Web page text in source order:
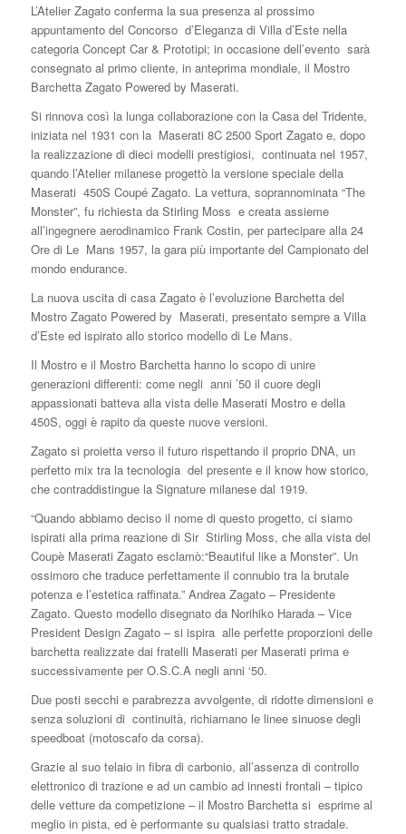
L’Atelier Zagato conferma la sua presenza al prossimo
appuntamento del Concorso d’Eleganza di Villa d’Este nella
categoria Concept Car & Prototipi; in occasione dell’evento sarà
consegnato al primo cliente, in anteprima mondiale, il Mostro
Barchetta Zagato Powered by Maserati.
Si rinnova così la lunga collaborazione con la Casa del Tridente,
iniziata nel 1931 con la Maserati 8C 2500 Sport Zagato e, dopo
la realizzazione di dieci modelli prestigiosi, continuata nel 1957,
quando l’Atelier milanese progettò la versione speciale della
Maserati 450S Coupé Zagato. La vettura, soprannominata “The
Monster”, fu richiesta da Stirling Moss e creata assieme
all’ingegnere aerodinamico Frank Costin, per partecipare alla 24
Ore di Le Mans 1957, la gara più importante del Campionato del
mondo endurance.
La nuova uscita di casa Zagato è l’evoluzione Barchetta del
Mostro Zagato Powered by Maserati, presentato sempre a Villa
d’Este ed ispirato allo storico modello di Le Mans.
Il Mostro e il Mostro Barchetta hanno lo scopo di unire
generazioni differenti: come negli anni ’50 il cuore degli
appassionati batteva alla vista delle Maserati Mostro e della
450S, oggi è rapito da queste nuove versioni.
Zagato si proietta verso il futuro rispettando il proprio DNA, un
perfetto mix tra la tecnologia del presente e il know how storico,
che contraddistingue la Signature milanese dal 1919.
“Quando abbiamo deciso il nome di questo progetto, ci siamo
ispirati alla prima reazione di Sir Stirling Moss, che alla vista del
Coupè Maserati Zagato esclamò:“Beautiful like a Monster”. Un
ossimoro che traduce perfettamente il connubio tra la brutale
potenza e l’estetica raffinata.” Andrea Zagato – Presidente
Zagato. Questo modello disegnato da Norihiko Harada – Vice
President Design Zagato – si ispira alle perfette proporzioni delle
barchetta realizzate dai fratelli Maserati per Maserati prima e
successivamente per O.S.C.A negli anni ‘50.
Due posti secchi e parabrezza avvolgente, di ridotte dimensioni e
senza soluzioni di continuità, richiamano le linee sinuose degli
speedboat (motoscafo da corsa).
Grazie al suo telaio in fibra di carbonio, all’assenza di controllo
elettronico di trazione e ad un cambio ad innesti frontali – tipico
delle vetture da competizione – il Mostro Barchetta si esprime al
meglio in pista, ed è performante su qualsiasi tratto stradale.